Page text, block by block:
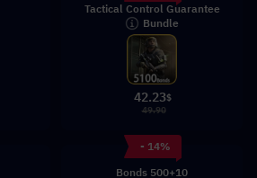
Tactical Control Guarantee
Bundle
$
42.23
49.90
- 14%
500+10 Bonds